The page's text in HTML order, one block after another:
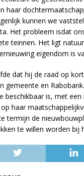
haar
kunnen we
Het probleem isdat
teinnen. Het ligt
eigendom is
dat hij de raad op
gemeente en
beschikbaar is, met
haar
termijn de
te willen worden bij